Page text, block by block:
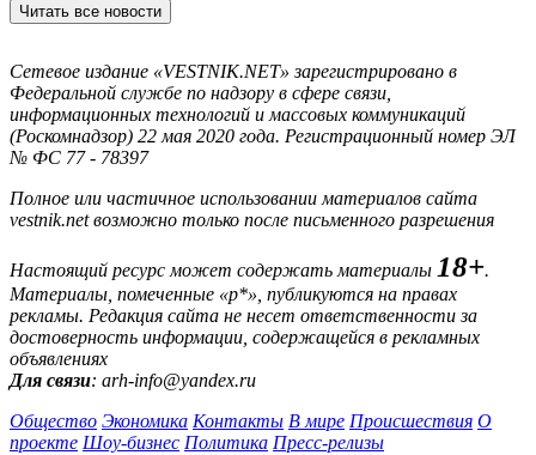
Читать все новости
Сетевое издание «VESTNIK.NET» зарегистрировано в
Федеральной службе по надзору в сфере связи,
информационных технологий и массовых коммуникаций
(Роскомнадзор) 22 мая 2020 года. Регистрационный номер ЭЛ
№ ФС 77 - 78397
Полное или частичное использовании материалов сайта
vestnik.net возможно только после письменного разрешения
Настоящий ресурс может содержать материалы 18+.
Материалы, помеченные «р*», публикуются на правах
рекламы. Редакция сайта не несет ответственности за
достоверность информации, содержащейся в рекламных
объявлениях
Для связи: arh-info@yandex.ru
Общество Экономика Контакты В мире Происшествия О
проекте Шоу-бизнес Политика Пресс-релизы